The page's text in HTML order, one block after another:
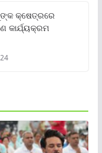
କ୍ଷେତ୍ରରେ
କାର୍ଯ୍ୟକ୍ରମ